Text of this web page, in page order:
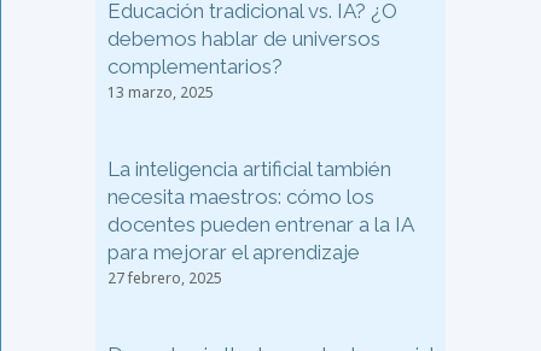
Educación tradicional vs. IA? ¿O
debemos hablar de universos
complementarios?
13 marzo, 2025
La inteligencia artificial también
necesita maestros: cómo los
docentes pueden entrenar a la IA
para mejorar el aprendizaje
27 febrero, 2025